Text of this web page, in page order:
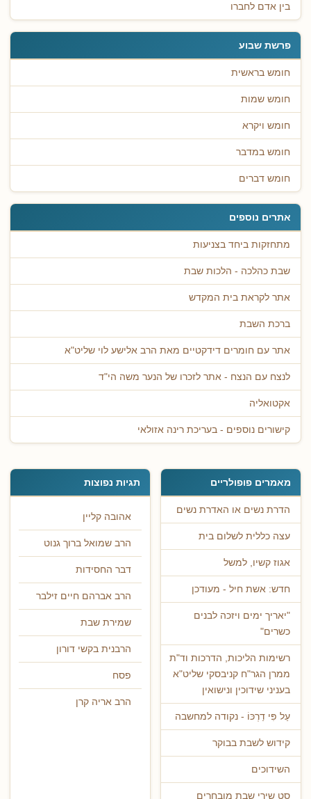
בין אדם לחברו
פרשת שבוע
חומש בראשית
חומש שמות
חומש ויקרא
חומש במדבר
חומש דברים
אתרים נוספים
מתחזקות ביחד בצניעות
שבת כהלכה - הלכות שבת
אתר לקראת בית המקדש
ברכת השבת
אתר עם חומרים דידקטיים מאת הרב אלישע לוי שליט"א
לנצח עם הנצח - אתר לזכרו של הנער משה הי"ד
אקטואליה
קישורים נוספים - בעריכת רינה אזולאי
מאמרים פופולריים
הדרת נשים או האדרת נשים
עצה כללית לשלום בית
אגוז קשיו, למשל
חדש: אשת חיל - מעודכן
"יאריך ימים ויזכה לבנים
כשרים"
רשימות הליכות, הדרכות וד"ת
ממרן הגר"ח קניבסקי שליט"א
בעניני שידוכין ונישואין
עַל פִּי דַרְכּוֹ - נקודה למחשבה
קידוש לשבת בבוקר
השידוכים
סט שירי שבת מובחרים
תגיות נפוצות
אהובה קליין
הרב שמואל ברוך גנוט
דבר החסידות
הרב אברהם חיים זילבר
שמירת שבת
הרבנית בקשי דורון
פסח
הרב אריה קרן